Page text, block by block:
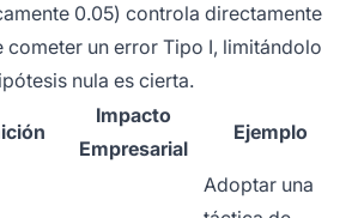
0.05) controla directamente
un error Tipo I, limitándolo
nula es cierta.
Impacto
Empresarial
Ejemplo
Adoptar una